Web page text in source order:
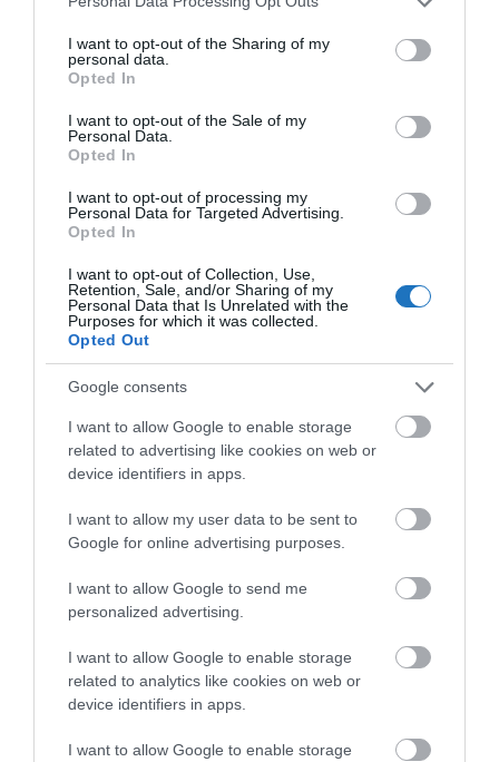
not limited to your visit or usage behaviour. You may click to
grant or deny consent to Google and its third-party tags to
use your data for below specified purposes in below Google
consent section.
I want to opt-out of the Sharing of my
personal data.
Opted In
I want to opt-out of the Sale of my
Personal Data.
Opted In
I want to opt-out of processing my
Personal Data for Targeted Advertising.
Opted In
I want to opt-out of Collection, Use,
Retention, Sale, and/or Sharing of my
Personal Data that Is Unrelated with the
Purposes for which it was collected.
Opted Out
Google consents
I want to allow Google to enable storage
related to advertising like cookies on web or
device identifiers in apps.
I want to allow my user data to be sent to
Google for online advertising purposes.
I want to allow Google to send me
personalized advertising.
I want to allow Google to enable storage
related to analytics like cookies on web or
device identifiers in apps.
I want to allow Google to enable storage
Az év Klasszis TopDesign gasztro közönségdíjasa –
Budapest – 202
(Most Mint Kft.)
Az év Klasszis TopDesign gasztro közönségdíjasa –
Géza Gábor e.v.)
Hotel-Spa-Wellness főkategória:
Az év Klasszis TopDesign fenntartható szálláshelye
2022: Graefl Major, Kétútköz (Wici Intertransport
Kft.)
Az év Klasszis TopDesign fővárosi szálláshelye 2022
Matild Palace, Budapest (Melis Operation Kft.)
BOTANIQ Turai Kastély, Tura (TRA Real Estates
Az év Klasszis TopDesign spa & wellness részlege
Szállodafejlesztő Kft.)
Az év Klasszis TopDesign vendégszobája 2022
Matild Palace, Budapest(Melis Operation Kft.)